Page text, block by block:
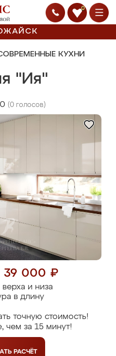
0
КУХНИ
"Ия"
(0 голосов)
39 000 ₽
верха и низа
в длину
точную стоимость!
чем за 15 минут!
РАСЧЁТ